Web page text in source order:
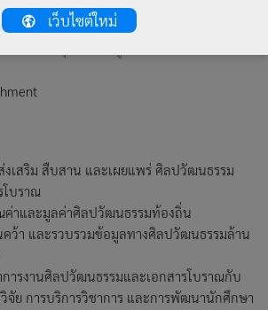
งเสริม สืบสาน และเผยแพร่ ศิลปวัฒนธรรม
บราณ
ค่าและมูลค่าศิลปวัฒนธรรมท้องถิ่น
ว้า และรวบรวมข้อมูลทางศิลปวัฒนธรรมล้าน
ารงานศิลปวัฒนธรรมและเอกสารโบราณกับ
จัย การบริการวิชาการ และการพัฒนานักศึกษา
เว็บไซต์ใหม่